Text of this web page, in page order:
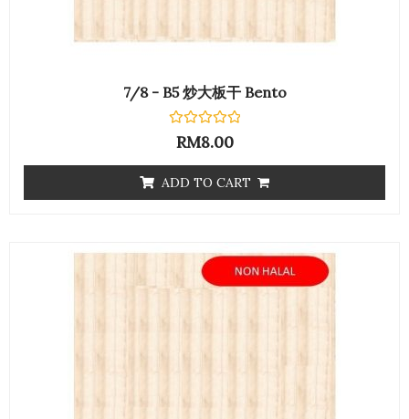
7/8 - B5 炒大板干 Bento
Rated
5
RM8.00
ADD TO CART